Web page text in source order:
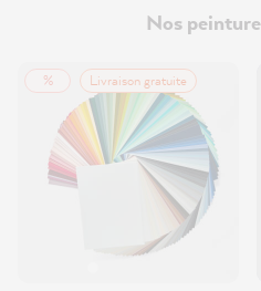
Nos
% Livraison gratuite